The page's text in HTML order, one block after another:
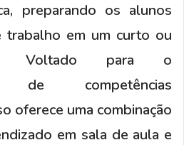
preparando os alunos
trabalho em um curto ou
Voltado para o
de competências
oferece uma combinação
em sala de aula e